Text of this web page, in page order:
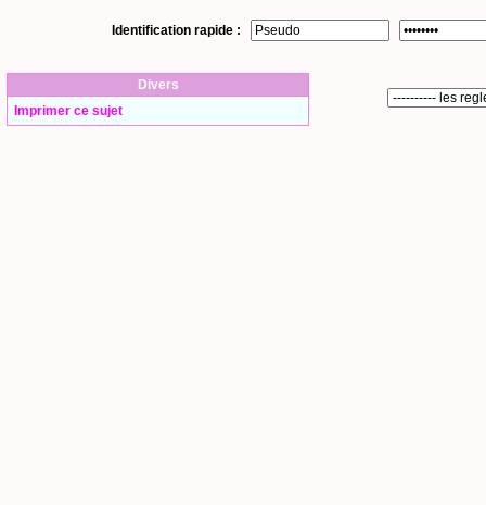
Identification rapide :
Divers
Imprimer ce sujet